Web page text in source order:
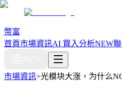
幣富
首頁市場資訊AI 買入分析NEW
市場資訊>光模块大涨，为什么